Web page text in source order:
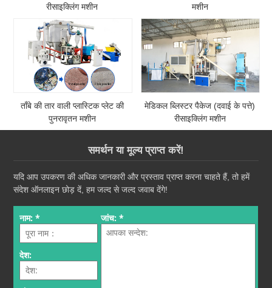
रीसाइक्लिंग मशीन
मशीन
ताँबे की तार वाली प्लास्टिक प्लेट की
पुनरावृतन मशीन
मेडिकल ब्लिस्टर पैकेज (दवाई के पत्ते)
रीसाइक्लिंग मशीन
समर्थन या मूल्य प्राप्त करें!
यदि आप उपकरण की अधिक जानकारी और प्रस्ताव प्राप्त करना चाहते हैं, तो हमें
संदेश ऑनलाइन छोड़ दें, हम जल्द से जल्द जवाब देंगे!